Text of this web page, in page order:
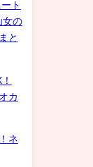
ト
女の
と
カ
ネ